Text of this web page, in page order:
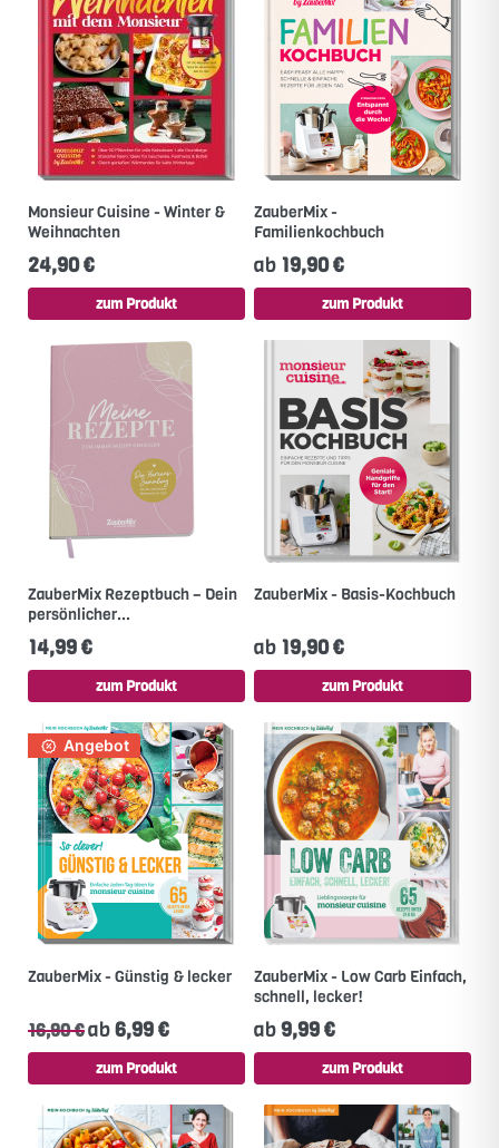
Monsieur Cuisine - Winter &
Weihnachten
24,90 €
zum Produkt
ZauberMix -
Familienkochbuch
ab 19,90 €
zum Produkt
ZauberMix Rezeptbuch – Dein
persönlicher...
14,99 €
zum Produkt
ZauberMix - Basis-Kochbuch
ab 19,90 €
zum Produkt
Angebot
ZauberMix - Günstig & lecker
16,90 €ab6,99 €
zum Produkt
ZauberMix - Low Carb Einfach,
schnell, lecker!
ab9,99 €
zum Produkt